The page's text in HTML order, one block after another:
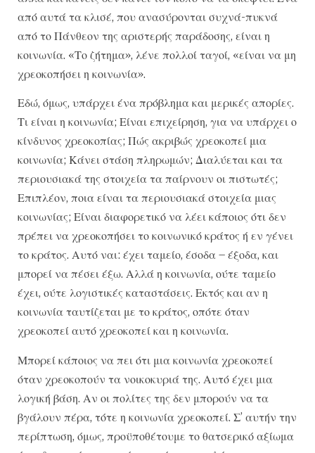
από αυτά τα κλισέ, που ανασύρονται συχνά-πυκνά
από το Πάνθεον της αριστερής παράδοσης, είναι η
κοινωνία. «Το ζήτημα», λένε πολλοί ταγοί, «είναι να μη
χρεοκοπήσει η κοινωνία».
Εδώ, όμως, υπάρχει ένα πρόβλημα και μερικές απορίες.
Τι είναι η κοινωνία; Είναι επιχείρηση, για να υπάρχει ο
κίνδυνος χρεοκοπίας; Πώς ακριβώς χρεοκοπεί μια
κοινωνία; Κάνει στάση πληρωμών; Διαλύεται και τα
περιουσιακά της στοιχεία τα παίρνουν οι πιστωτές;
Επιπλέον, ποια είναι τα περιουσιακά στοιχεία μιας
κοινωνίας; Είναι διαφορετικό να λέει κάποιος ότι δεν
πρέπει να χρεοκοπήσει το κοινωνικό κράτος ή εν γένει
το κράτος. Αυτό ναι: έχει ταμείο, έσοδα – έξοδα, και
μπορεί να πέσει έξω. Αλλά η κοινωνία, ούτε ταμείο
έχει, ούτε λογιστικές καταστάσεις. Εκτός και αν η
κοινωνία ταυτίζεται με το κράτος, οπότε όταν
χρεοκοπεί αυτό χρεοκοπεί και η κοινωνία.
Μπορεί κάποιος να πει ότι μια κοινωνία χρεοκοπεί
όταν χρεοκοπούν τα νοικοκυριά της. Αυτό έχει μια
λογική βάση. Αν οι πολίτες της δεν μπορούν να τα
βγάλουν πέρα, τότε η κοινωνία χρεοκοπεί. Σ’ αυτήν την
περίπτωση, όμως, προϋποθέτουμε το θατσερικό αξίωμα